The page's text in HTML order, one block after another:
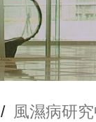
/ 風濕病研